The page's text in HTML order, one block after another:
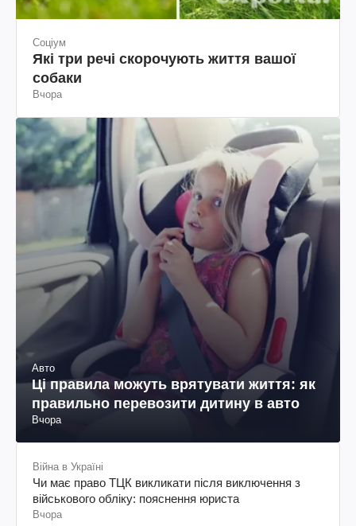
Соціум
Які три речі скорочують життя вашої
собаки
Вчора
Авто
Ці правила можуть врятувати життя: як
правильно перевозити дитину в авто
Вчора
Війна в Україні
Чи має право ТЦК викликати після виключення з
військового обліку: пояснення юриста
Вчора